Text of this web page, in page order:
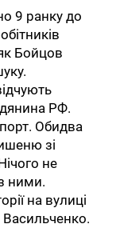
9 ранку до
Бойцов
РФ.
Обидва
зі
не
ними.
на вулиці
Васильченко.